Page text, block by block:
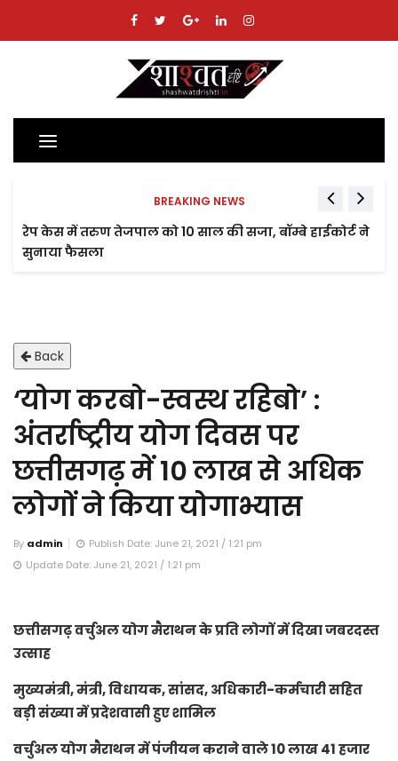
Toggle
navigation
BREAKING NEWS
रेप केस में तरुण तेजपाल को 10 साल की सजा, बॉम्बे हाईकोर्ट ने
सुनाया फैसला
Back
‘योग करबो-स्वस्थ रहिबो’ :
अंतर्राष्ट्रीय योग दिवस पर
छत्तीसगढ़ में 10 लाख से अधिक
लोगों ने किया योगाभ्यास
By admin
Publish Date: June 21, 2021 / 1:21 pm
Update Date: June 21, 2021 / 1:21 pm
छत्तीसगढ़ वर्चुअल योग मैराथन के प्रति लोगों में दिखा जबरदस्त
उत्साह
मुख्यमंत्री, मंत्री, विधायक, सांसद, अधिकारी-कर्मचारी सहित
बड़ी संख्या में प्रदेशवासी हुए शामिल
वर्चुअल योग मैराथन में पंजीयन कराने वाले 10 लाख 41 हजार